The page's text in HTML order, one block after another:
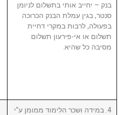
בנק – יחייב אותי בתשלום לניומן
סנטר, בגין עמלת הבנק הכרוכה
בפעולה, לרבות במקרי דחיית
תשלום או אי-פירעון תשלום
מסיבה כל שהיא.
4. במידה ושכר הלימוד ממומן ע"י